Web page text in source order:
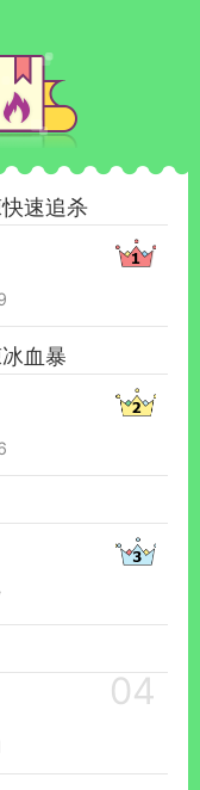
速追杀
血暴